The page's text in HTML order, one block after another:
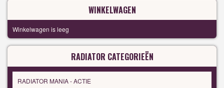
WINKELWAGEN
Winkelwagen is leeg
RADIATOR CATEGORIEËN
RADIATOR MANIA - ACTIE